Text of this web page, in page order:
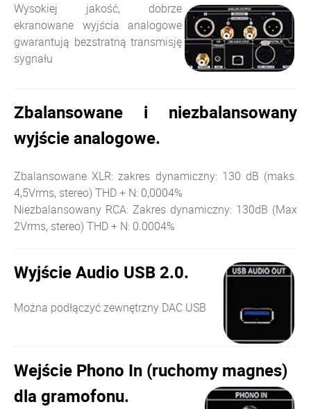
Wysokiej jakość, dobrze
ekranowane wyjścia analogowe
gwarantują bezstratną transmisję
sygnału
Zbalansowane i niezbalansowany
wyjście analogowe.
Zbalansowane XLR: zakres dynamiczny: 130 dB (maks.
4,5Vrms, stereo) THD + N: 0,0004%
Niezbalansowany RCA: Zakres dynamiczny: 130dB (Max
2Vrms, stereo) THD + N: 0.0004%
Wyjście Audio USB 2.0.
Można podłączyć zewnętrzny DAC USB
Wejście Phono In (ruchomy magnes)
dla gramofonu.